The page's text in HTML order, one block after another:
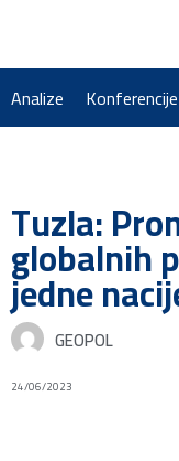
Analize Konferencije
Tuzla:
globalnih
jedne
GEOPOL
24/06/2023